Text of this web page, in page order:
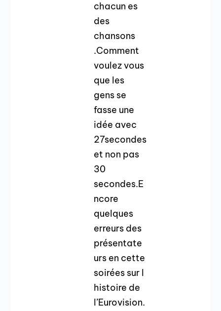
chacun es
des
chansons
.Comment
voulez vous
que les
gens se
fasse une
idée avec
27secondes
et non pas
30
secondes.E
ncore
quelques
erreurs des
présentate
urs en cette
soirées sur l
histoire de
l’Eurovision.